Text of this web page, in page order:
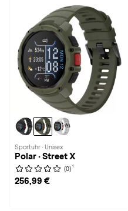
Sportuhr · Unisex
Polar · Street X
(0) 1
256,99 €